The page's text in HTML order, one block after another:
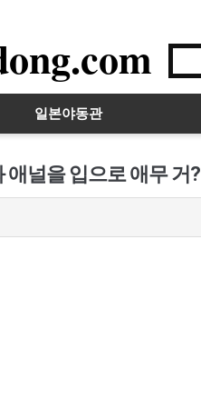
일본야동관
애널을 입으로 애무 거?